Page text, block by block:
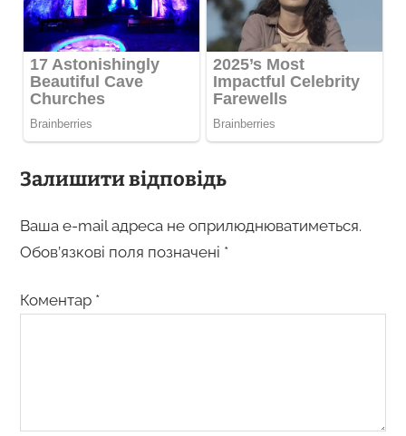
Залишити відповідь
Ваша e-mail адреса не оприлюднюватиметься.
Обов’язкові поля позначені *
Коментар *